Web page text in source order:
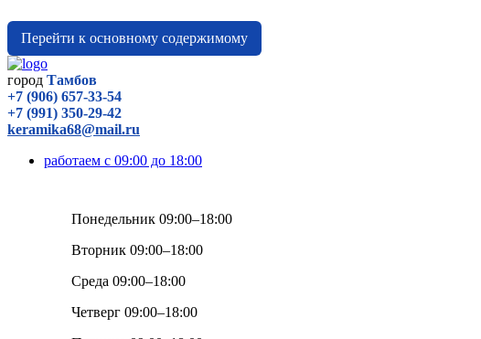
Перейти к основному содержимому
город Тамбов
+7 (906) 657-33-54
+7 (991) 350-29-42
keramika68@mail.ru
работаем с 09:00 до 18:00
Понедельник 09:00–18:00
Вторник 09:00–18:00
Среда 09:00–18:00
Четверг 09:00–18:00